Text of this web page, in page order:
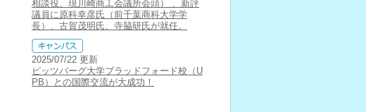
相談役、現川崎商工会議所会頭） 、新評
議員に原科幸彦氏（前千葉商科大学学
長）、古賀茂明氏、寺脇研氏が就任。
2025/07/22 更新
ピッツバーグ大学ブラッドフォード校（U
PB）との国際交流が大成功！